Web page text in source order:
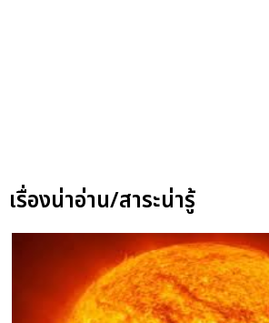
เรื่องน่าอ่าน/สาระน่ารู้